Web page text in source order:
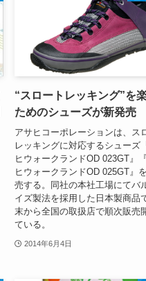
“スロートレッキング”を
ためのシューズが新発売
アサヒコーポレーションは、ス
レッキングに対応するシューズ
ヒウォークランドOD 023GT』
ヒウォークランドOD 025GT』
売する。同社の本社工場にてバ
イズ製法を採用した日本製商品
末から全国の取扱店で順次販売
ている。
2014年6月4日